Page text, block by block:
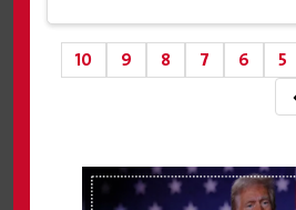
5
6
7
8
9
10